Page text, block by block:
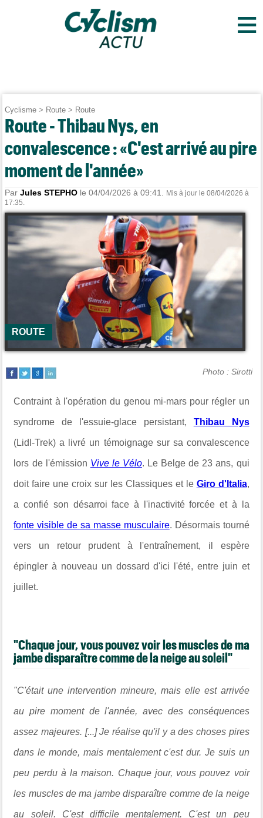
≡
Cyclisme > Route > Route
Route - Thibau Nys, en
convalescence : «C'est arrivé au pire
moment de l'année»
ParJules STEPHO le 04/04/2026 à 09:41.
Mis à jour le 08/04/2026 à
17:35.
ROUTE
Photo : Sirotti
Contraint à l'opération du genou mi-mars pour régler un
syndrome de l'essuie-glace persistant, Thibau Nys
(Lidl-Trek) a livré un témoignage sur sa convalescence
lors de l'émission Vive le Vélo. Le Belge de 23 ans, qui
doit faire une croix sur les Classiques et le Giro d'Italia,
a confié son désarroi face à l'inactivité forcée et à la
fonte visible de sa masse musculaire. Désormais tourné
vers un retour prudent à l'entraînement, il espère
épingler à nouveau un dossard d'ici l'été, entre juin et
juillet.
"Chaque jour, vous pouvez voir les muscles de ma
jambe disparaître comme de la neige au soleil"
"C'était une intervention mineure, mais elle est arrivée
au pire moment de l'année, avec des conséquences
assez majeures. [...] Je réalise qu'il y a des choses pires
dans le monde, mais mentalement c'est dur. Je suis un
peu perdu à la maison. Chaque jour, vous pouvez voir
les muscles de ma jambe disparaître comme de la neige
au soleil. C'est difficile mentalement. C'est un peu